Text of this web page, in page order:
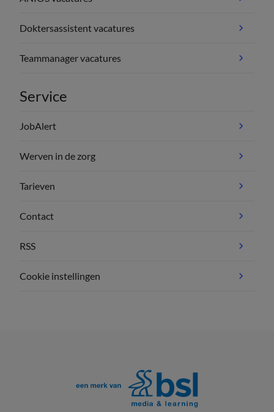
Doktersassistent vacatures
Teammanager vacatures
Service
JobAlert
Werven in de zorg
Tarieven
Contact
RSS
Cookie instellingen